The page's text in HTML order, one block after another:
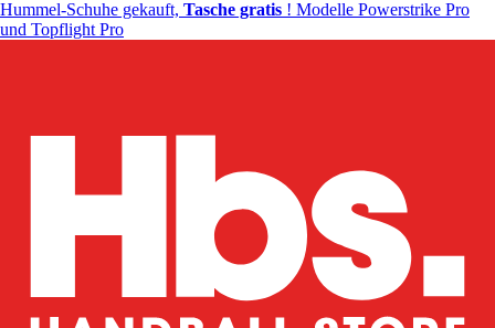
Hummel-Schuhe gekauft, Tasche gratis ! Modelle Powerstrike Pro
und Topflight Pro